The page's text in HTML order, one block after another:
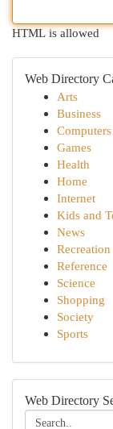
HTML is allowed
Web Directory
Arts
Business
Computers
Games
Health
Home
Internet
Kids and
News
Recreation
Reference
Science
Shopping
Society
Sports
Web Directory